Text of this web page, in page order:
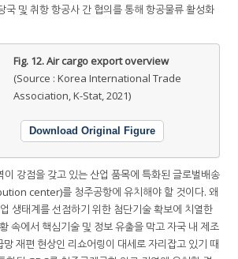
국 및 취항 항공사 간 협의를 통해 항공물류 활성화
Fig. 12.Air cargo export overview
(Source : Korea International Trade
Association, K-Stat, 2021)
Download Original Figure
이 강점을 갖고 있는 산업 품목에 특화된 글로벌배송
center)를 청주공항에 유치해야 할 것이다. 왜
생태계를 선점하기 위한 첨단기술 확보에 치열한
속에서 핵심기술 및 정보 유출을 막고 자국 내 제조
재편 현상인 리쇼어링이 대세로 자리잡고 있기 때